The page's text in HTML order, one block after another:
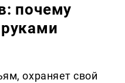
почему
охраняет свой